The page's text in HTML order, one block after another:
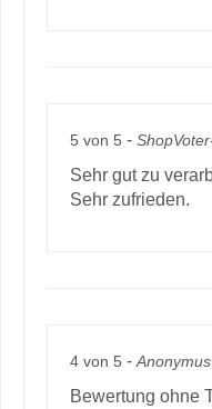
5 von 5 -
Sehr gut zu
Sehr zufrieden.
4 von 5 - Anonymus
Bewertung ohne